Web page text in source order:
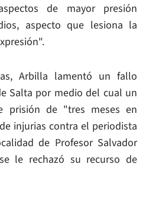
de mayor presión
aspecto que lesiona la
Arbilla lamentó un fallo
Salta por medio del cual un
prisión de "tres meses en
injurias contra el periodista
de Profesor Salvador
le rechazó su recurso de